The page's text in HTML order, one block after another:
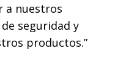
a nuestros
seguridad y
productos.”